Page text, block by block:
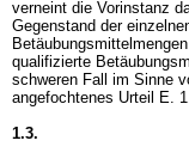
verneint die Vorinstanz
Gegenstand der
qualifizierte
schweren Fall im Sinne
angefochtenes Urteil E.
1.3.